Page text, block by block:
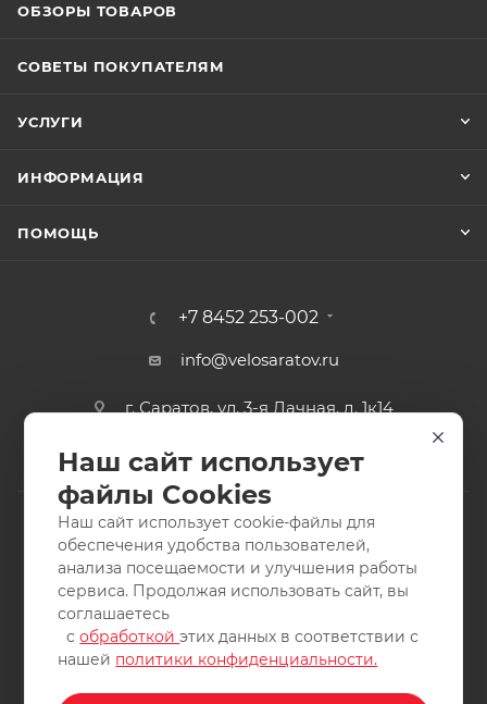
ОБЗОРЫ ТОВАРОВ
СОВЕТЫ ПОКУПАТЕЛЯМ
УСЛУГИ
ИНФОРМАЦИЯ
ПОМОЩЬ
+7 8452 253-002
info@velosaratov.ru
г. Саратов, ул. 3-я Дачная, д. 1к14
2011-2026 © интернет-магазин спортивных товаров
ВелоСаратов. Не является публичной офертой. Все права
защищены. Заимствование материалов и фотографий
запрещено.
Наш сайт использует
файлы Cookies
Наш сайт использует cookie-файлы для
обеспечения удобства пользователей,
анализа посещаемости и улучшения работы
сервиса. Продолжая использовать сайт, вы
соглашаетесь
собработкойэтих данных в соответствии с
нашей политики конфиденциальности.